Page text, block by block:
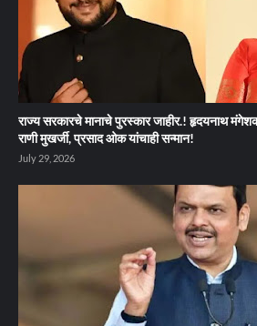
राज्य सरकारचे मानाचे पुरस्कार जाहीर.! हृदयनाथ
राणी मुखर्जी, प्रसाद ओक यांचाही सन्मान!
July 29, 2026